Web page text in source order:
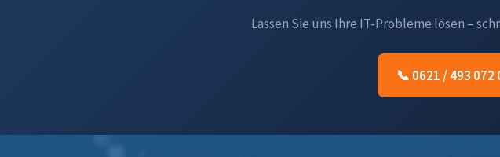
Lassen Sie uns Ihre IT-Probleme lösen –
📞 0621 / 493 072